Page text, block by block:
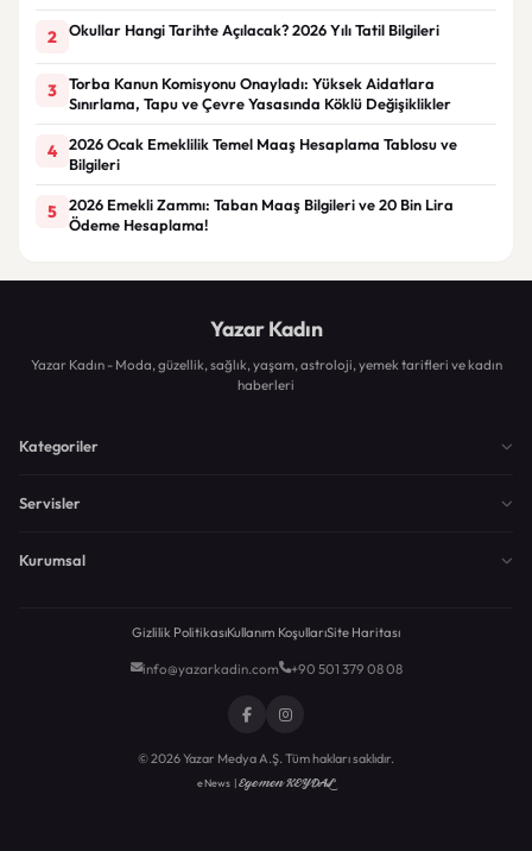
2 Okullar Hangi Tarihte Açılacak? 2026 Yılı Tatil Bilgileri
3
Torba Kanun Komisyonu Onayladı: Yüksek Aidatlara
Sınırlama, Tapu ve Çevre Yasasında Köklü Değişiklikler
4
2026 Ocak Emeklilik Temel Maaş Hesaplama Tablosu ve
Bilgileri
5
2026 Emekli Zammı: Taban Maaş Bilgileri ve 20 Bin Lira
Ödeme Hesaplama!
Yazar Kadın
Yazar Kadın - Moda, güzellik, sağlık, yaşam, astroloji, yemek tarifleri ve kadın
haberleri
Kategoriler
Servisler
Kurumsal
Gizlilik PolitikasıKullanım KoşullarıSite Haritası
info@yazarkadin.com +90 501 379 08 08
© 2026 Yazar Medya A.Ş. Tüm hakları saklıdır.
eNews |Egemen KEYDAL